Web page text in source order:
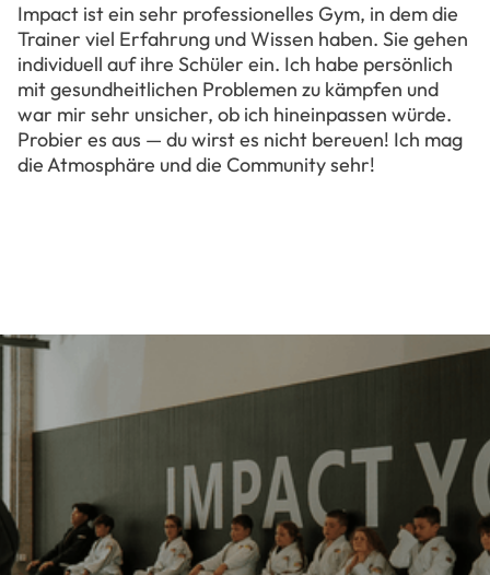
Impact ist ein sehr professionelles Gym, in dem die
Trainer viel Erfahrung und Wissen haben. Sie gehen
individuell auf ihre Schüler ein. Ich habe persönlich
mit gesundheitlichen Problemen zu kämpfen und
war mir sehr unsicher, ob ich hineinpassen würde.
Probier es aus — du wirst es nicht bereuen! Ich mag
die Atmosphäre und die Community sehr!